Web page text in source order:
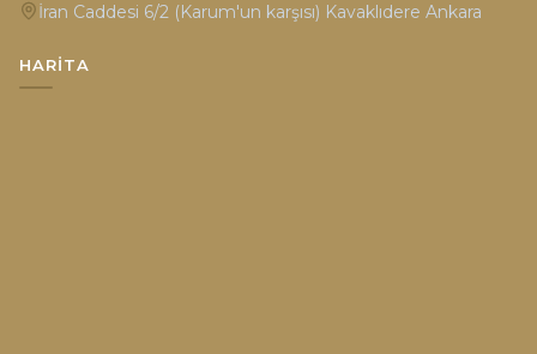
İran Caddesi 6/2 (Karum'un karşısı) Kavaklıdere Ankara
HARITA